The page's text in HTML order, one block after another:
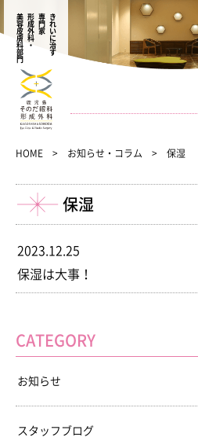
きれいに治す
専門家
形成外科・
美容皮膚科部門
HOME お知らせ・コラム 保湿
保湿
2023.12.25
保湿は大事！
CATEGORY
お知らせ
スタッフブログ